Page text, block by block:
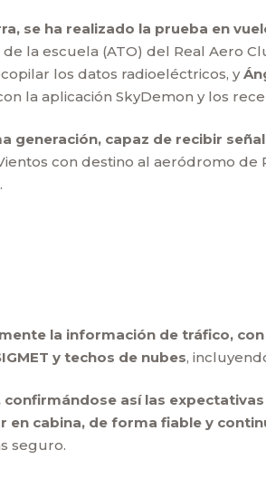
se ha realizado la prueba en
la escuela (ATO) del Real Aero
los datos radioeléctricos, y
la aplicación SkyDemon y los
generación, capaz de recibir
con destino al aeródromo
la información de tráfico,
y techos de nubes,
así las expectativas
cabina, de forma fiable y
seguro.